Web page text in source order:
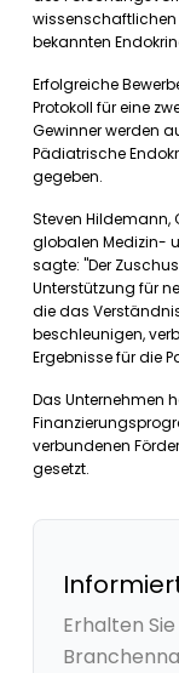
bekannten
Erfolgreiche
Protokoll für eine
Gewinner werden
Pädiatrische
gegeben.
Steven Hildemann,
globalen Medizin-
sagte: "Der
Unterstützung für
die das
beschleunigen,
Ergebnisse für die
Das Unternehmen
verbundenen
gesetzt.
Erhalten